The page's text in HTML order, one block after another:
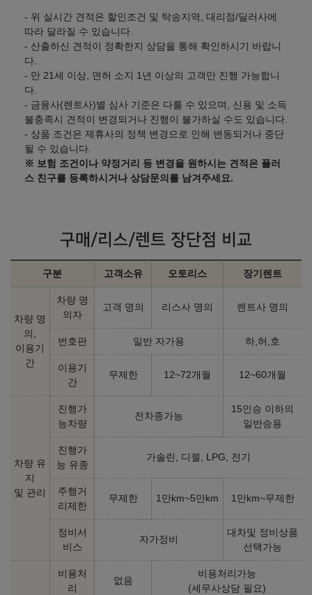
- 위 실시간 견적은 할인조건 및 탁송지역, 대리점/딜러사에
따라 달라질 수 있습니다.
- 산출하신 견적이 정확한지 상담을 통해 확인하시기 바랍니
다.
- 만 21세 이상, 면허 소지 1년 이상의 고객만 진행 가능합니
다.
- 금융사(렌트사)별 심사 기준은 다를 수 있으며, 신용 및 소득
불충족시 견적이 변경되거나 진행이 불가하실 수도 있습니다.
- 상품 조건은 제휴사의 정책 변경으로 인해 변동되거나 중단
될 수 있습니다.
※ 보험 조건이나 약정거리 등 변경을 원하시는 견적은 플러
스 친구를 등록하시거나 상담문의를 남겨주세요.
구매/리스/렌트 장단점 비교
구분 고객소유 오토리스 장기렌트
차량 명
의,
이용기
간
차량 명
의자
고객 명의 리스사 명의 렌트사 명의
번호판 일반 자가용 하,허,호
이용기
간
무제한 12~72개월 12~60개월
차량 유
지
및 관리
진행가
능차량
전차종가능
15인승 이하의
일반승용
진행가
능 유종
가솔린, 디젤, LPG, 전기
주행거
리제한
무제한 1만km~5만km 1만km~무제한
정비서
비스
자가정비
대차및 정비상품
선택가능
비용처
리
없음
비용처리가능
(세무사상담 필요)